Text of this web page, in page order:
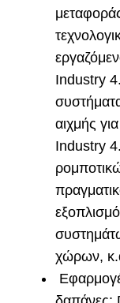
Industry
αιχμής
Industry
χώρων,